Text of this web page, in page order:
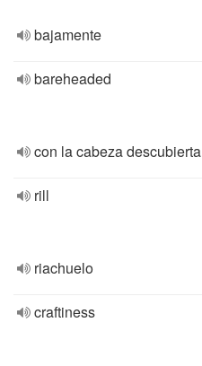
bajamente
bareheaded
con la cabeza descubierta
rill
riachuelo
craftiness